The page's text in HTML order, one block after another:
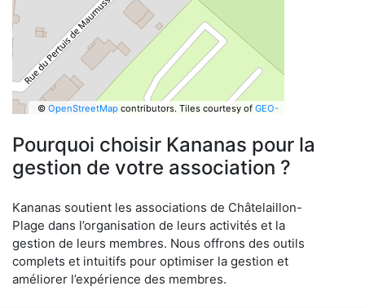
© OpenStreetMapcontributors. Tiles courtesy of GEO-
Pourquoi choisir Kananas pour la
gestion de votre association ?
Kananas soutient les associations de Châtelaillon-
Plage dans l’organisation de leurs activités et la
gestion de leurs membres. Nous offrons des outils
complets et intuitifs pour optimiser la gestion et
améliorer l’expérience des membres.